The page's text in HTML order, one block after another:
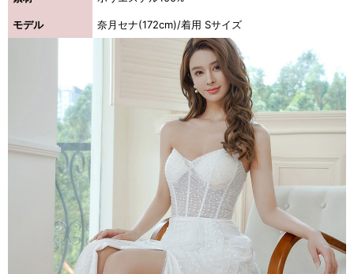
モデル 奈月セナ(172cm)/着用 Sサイズ